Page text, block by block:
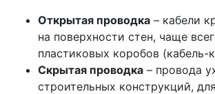
Открытая проводка – кабели
на поверхности стен, чаще
пластиковых коробов (кабель-
Скрытая проводка – провода
строительных конструкций,